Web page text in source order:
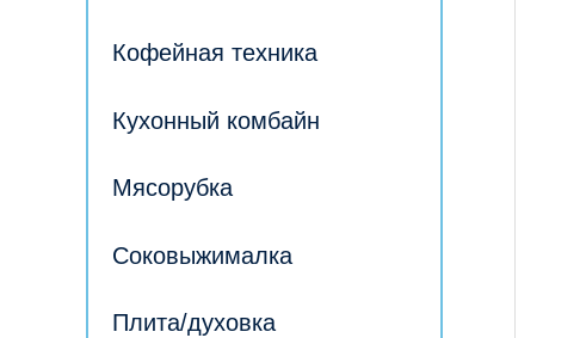
Кофейная техника
Кухонный комбайн
Мясорубка
Соковыжималка
Плита/духовка